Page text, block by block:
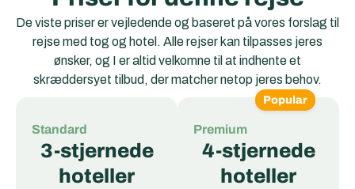
De viste priser er vejledende og baseret på vores forslag til
rejse med tog og hotel. Alle rejser kan tilpasses jeres
ønsker, og I er altid velkomne til at indhente et
skræddersyet tilbud, der matcher netop jeres behov.
Standard
3-stjernede
hoteller
Premium
4-stjernede
hoteller
Popular